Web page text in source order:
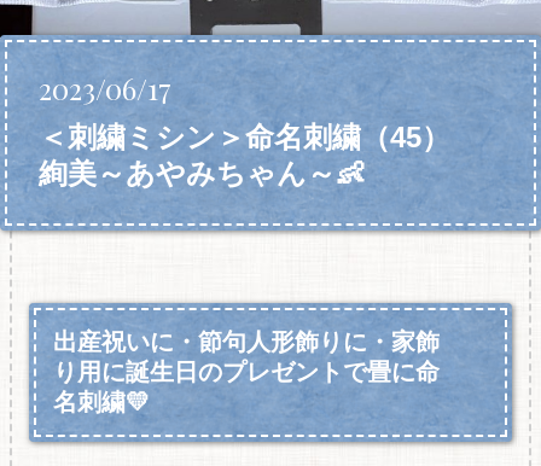
2023/06/17
＜刺繍ミシン＞命名刺繍（45）
絢美～あやみちゃん～👶
出産祝いに・節句人形飾りに・家飾
り用に誕生日のプレゼントで畳に命
名刺繍💛